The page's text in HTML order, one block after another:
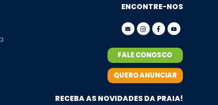
ENCONTRE-NOS
FALE CONOSCO
QUERO ANUNCIAR
RECEBA AS NOVIDADES DA PRAIA!